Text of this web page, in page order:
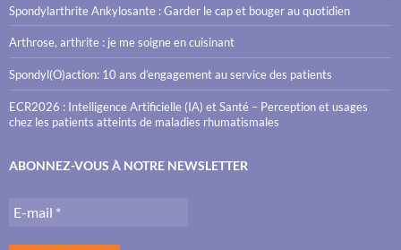
Spondylarthrite Ankylosante : Garder le cap et bouger au quotidien
Arthrose, arthrite : je me soigne en cuisinant
Spondyl(O)action: 10 ans d’engagement au service des patients
ECR2026 : Intelligence Artificielle (IA) et Santé – Perception et usages
chez les patients atteints de maladies rhumatismales
ABONNEZ-VOUS À NOTRE NEWSLETTER